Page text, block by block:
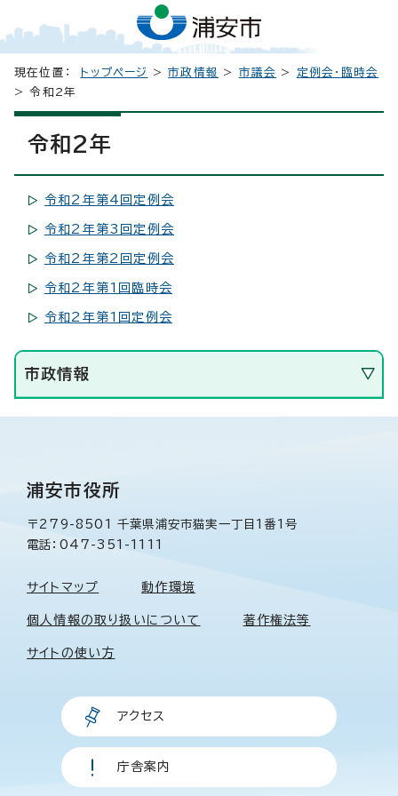
現在位置： トップページ >市政情報 > 市議会 > 定例会・臨時会
> 令和2年
令和2年
令和2年第4回定例会
令和2年第3回定例会
令和2年第2回定例会
令和2年第1回臨時会
令和2年第1回定例会
市政情報
浦安市役所
〒279-8501 千葉県浦安市猫実一丁目1番1号
電話：047-351-1111
サイトマップ 動作環境
個人情報の取り扱いについて 著作権法等
サイトの使い方
アクセス
庁舎案内